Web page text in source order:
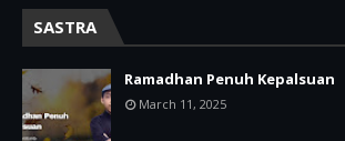
SASTRA
Ramadhan Penuh Kepalsuan
March 11, 2025